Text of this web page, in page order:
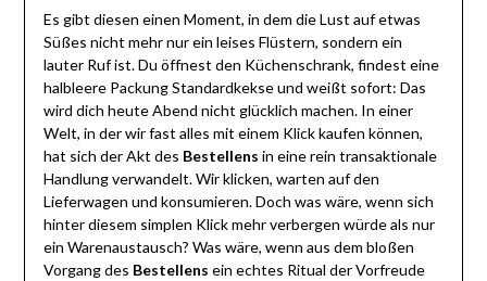
Es gibt diesen einen Moment, in dem die Lust auf etwas
Süßes nicht mehr nur ein leises Flüstern, sondern ein
lauter Ruf ist. Du öffnest den Küchenschrank, findest eine
halbleere Packung Standardkekse und weißt sofort: Das
wird dich heute Abend nicht glücklich machen. In einer
Welt, in der wir fast alles mit einem Klick kaufen können,
hat sich der Akt des Bestellens in eine rein transaktionale
Handlung verwandelt. Wir klicken, warten auf den
Lieferwagen und konsumieren. Doch was wäre, wenn sich
hinter diesem simplen Klick mehr verbergen würde als nur
ein Warenaustausch? Was wäre, wenn aus dem bloßen
Vorgang des Bestellens ein echtes Ritual der Vorfreude